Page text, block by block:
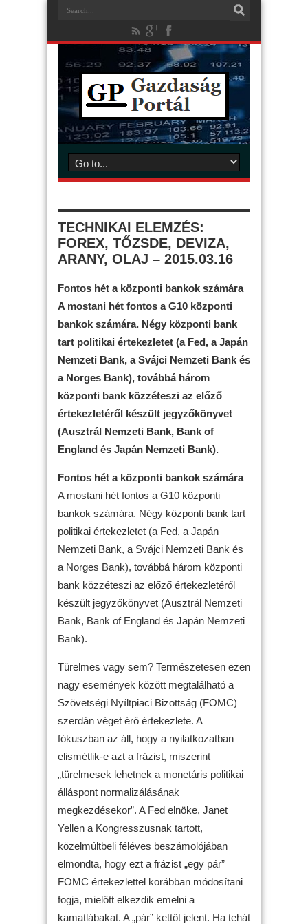
TECHNIKAI ELEMZÉS:
FOREX, TŐZSDE, DEVIZA,
ARANY, OLAJ – 2015.03.16
Fontos hét a központi bankok számára
A mostani hét fontos a G10 központi
bankok számára. Négy központi bank
tart politikai értekezletet (a Fed, a Japán
Nemzeti Bank, a Svájci Nemzeti Bank és
a Norges Bank), továbbá három
központi bank közzéteszi az előző
értekezletéről készült jegyzőkönyvet
(Ausztrál Nemzeti Bank, Bank of
England és Japán Nemzeti Bank).
Fontos hét a központi bankok számára
A mostani hét fontos a G10 központi
bankok számára. Négy központi bank tart
politikai értekezletet (a Fed, a Japán
Nemzeti Bank, a Svájci Nemzeti Bank és
a Norges Bank), továbbá három központi
bank közzéteszi az előző értekezletéről
készült jegyzőkönyvet (Ausztrál Nemzeti
Bank, Bank of England és Japán Nemzeti
Bank).
Türelmes vagy sem? Természetesen ezen
nagy események között megtalálható a
Szövetségi Nyíltpiaci Bizottság (FOMC)
szerdán véget érő értekezlete. A
fókuszban az áll, hogy a nyilatkozatban
elismétlik-e azt a frázist, miszerint
„türelmesek lehetnek a monetáris politikai
álláspont normalizálásának
megkezdésekor”. A Fed elnöke, Janet
Yellen a Kongresszusnak tartott,
közelmúltbeli féléves beszámolójában
elmondta, hogy ezt a frázist „egy pár”
FOMC értekezlettel korábban módosítani
fogja, mielőtt elkezdik emelni a
kamatlábakat. A „pár” kettőt jelent. Ha tehát